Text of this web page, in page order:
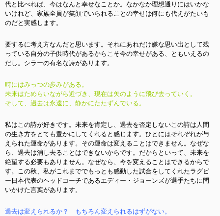
代と比べれば、今はなんと幸せなことか。なかなか理想通りにはいかな
いけれど、家族全員が笑顔でいられることの幸せは何にも代えがたいも
のだと実感します。
要するに考え方なんだと思います。それにあれだけ嫌な思い出として残
っている自分の子供時代があるからこそ今の幸せがある、ともいえるの
だし。シラーの有名な詩があります。
時にはみっつの歩みがある。
未来はためらいながら近づき、現在は矢のように飛び去っていく。
そして、過去は永遠に、静かにたたずんでいる。
私はこの詩が好きです。未来を肯定し、過去を否定しないこの詩は人間
の生き方をとても豊かにしてくれると感じます。ひとにはそれぞれが与
えられた運命があります。その運命は変えることはできません。なぜな
ら、過去は消し去ることはできないからです。だからといって、未来を
絶望する必要もありません。なぜなら、今を変えることはできるからで
す。この秋、私がこれまででもっとも感動した試合をしてくれたラグビ
ー日本代表のヘッドコーチであるエディー・ジョーンズが選手たちに問
いかけた言葉があります。
過去は変えられるか？ もちろん変えられるはずがない。